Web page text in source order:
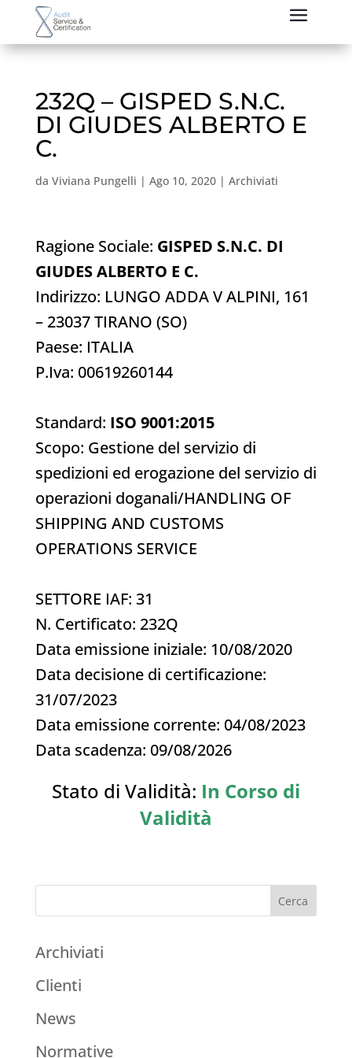
232Q – GISPED S.N.C.
DI GIUDES ALBERTO E
C.
da Viviana Pungelli | Ago 10, 2020| Archiviati
Ragione Sociale: GISPED S.N.C. DI
GIUDES ALBERTO E C.
Indirizzo: LUNGO ADDA V ALPINI, 161
– 23037 TIRANO (SO)
Paese: ITALIA
P.Iva: 00619260144
Standard: ISO 9001:2015
Scopo: Gestione del servizio di
spedizioni ed erogazione del servizio di
operazioni doganali/HANDLING OF
SHIPPING AND CUSTOMS
OPERATIONS SERVICE
SETTORE IAF: 31
N. Certificato: 232Q
Data emissione iniziale: 10/08/2020
Data decisione di certificazione:
31/07/2023
Data emissione corrente: 04/08/2023
Data scadenza: 09/08/2026
Stato di Validità: In Corso di
Validità
Archiviati
Clienti
News
Normative